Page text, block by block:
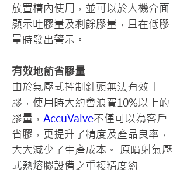
放置槽內使用，並可以於人機介面
顯示吐膠量及剩餘膠量，且在低膠
量時發出警示。
有效地節省膠量
由於氣壓式控制針頭無法有效止
膠，使用時大約會浪費10%以上的
膠量， AccuValve不僅可以為客戶
省膠，更提升了精度及產品良率，
大大減少了生產成本。 原噴射氣壓
式熱熔膠設備之重複精度約